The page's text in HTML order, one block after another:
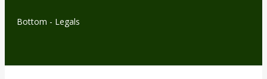
Bottom - Legals